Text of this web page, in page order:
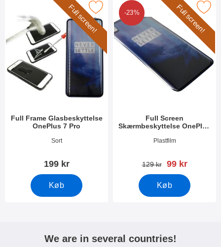
Full screen!
Full Frame Glasbeskyttelse
OnePlus 7 Pro
Varenr 31955Sort
199 kr
Køb
full Frame Glasbeskyttelse OnePlus 7 Pro som favorit
Full screen!
-23%
Full Screen
Skærmbeskyttelse OnePlus
Varenr 32836Plastfilm
pris
129 kr pris
99 kr
Køb
Marker full Screen
We are in several countries!